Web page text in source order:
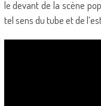
le devant de la scène
tel sens du tube et de